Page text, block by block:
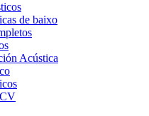
de baixo
Acústica